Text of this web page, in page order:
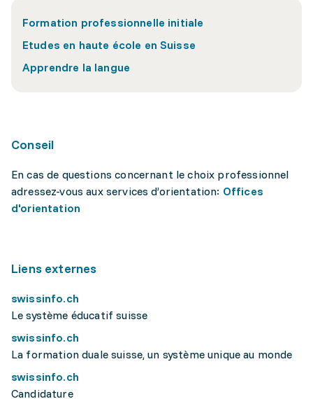
Formation professionnelle initiale
Etudes en haute école en Suisse
Apprendre la langue
Conseil
En cas de questions concernant le choix professionnel
adressez-vous aux services d’orientation: Offices
d'orientation
Liens externes
swissinfo.ch
Le système éducatif suisse
swissinfo.ch
La formation duale suisse, un système unique au monde
swissinfo.ch
Candidature